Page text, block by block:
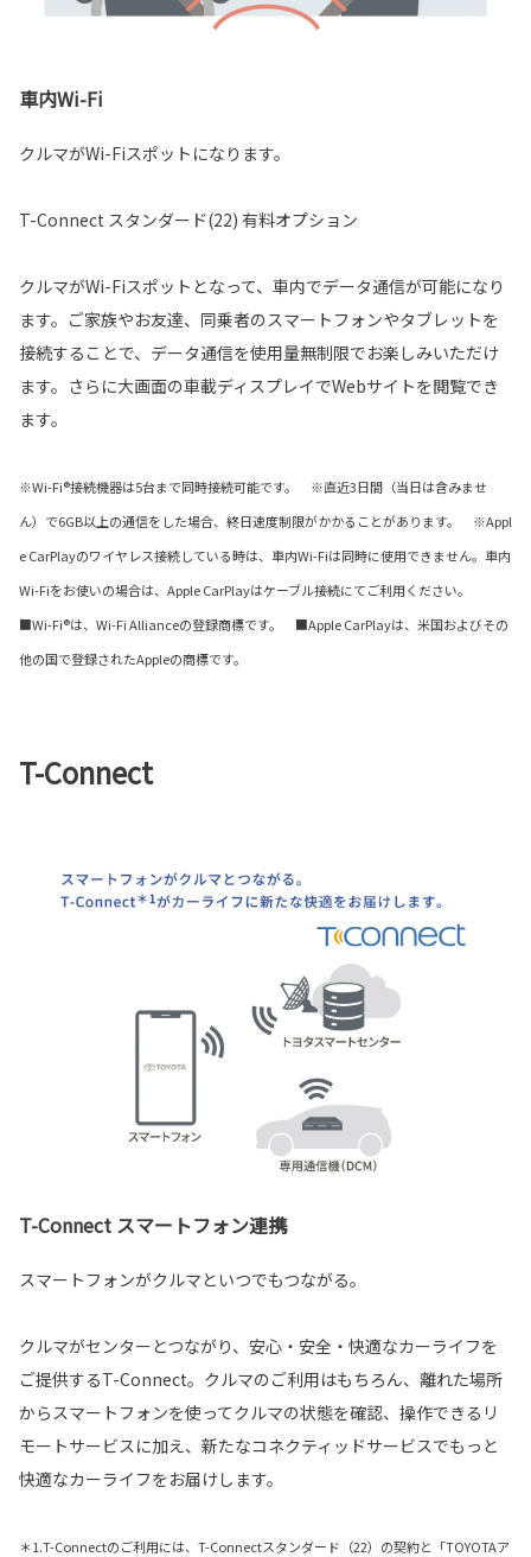
車内Wi-Fi
クルマがWi-Fiスポットになります。
T-Connect スタンダード(22) 有料オプション
クルマがWi-Fiスポットとなって、車内でデータ通信が可能になり
ます。ご家族やお友達、同乗者のスマートフォンやタブレットを
接続することで、データ通信を使用量無制限でお楽しみいただけ
ます。さらに大画面の車載ディスプレイでWebサイトを閲覧でき
ます。
※Wi-Fi®接続機器は5台まで同時接続可能です。 ※直近3日間（当日は含みませ
ん）で6GB以上の通信をした場合、終日速度制限がかかることがあります。 ※Appl
e CarPlayのワイヤレス接続している時は、車内Wi-Fiは同時に使用できません。車内
Wi-Fiをお使いの場合は、Apple CarPlayはケーブル接続にてご利用ください。
■Wi-Fi®は、Wi-Fi Allianceの登録商標です。 ■Apple CarPlayは、米国およびその
他の国で登録されたAppleの商標です。
T-Connect
T-Connect スマートフォン連携
スマートフォンがクルマといつでもつながる。
クルマがセンターとつながり、安心・安全・快適なカーライフを
ご提供するT-Connect。クルマのご利用はもちろん、離れた場所
からスマートフォンを使ってクルマの状態を確認、操作できるリ
モートサービスに加え、新たなコネクティッドサービスでもっと
快適なカーライフをお届けします。
＊1.T-Connectのご利用には、T-Connectスタンダード（22）の契約と「TOYOTAア